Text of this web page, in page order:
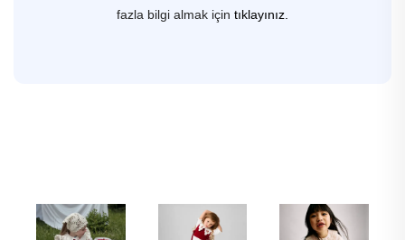
fazla bilgi almak için tıklayınız.